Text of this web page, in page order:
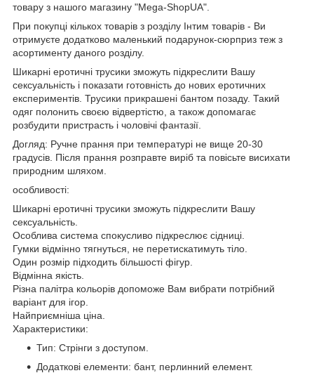
товару з нашого магазину "Mega-ShopUA".
При покупці кількох товарів з розділу Інтим товарів - Ви
отримуєте додатково маленький подарунок-сюрприз теж з
асортименту даного розділу.
Шикарні еротичні трусики зможуть підкреслити Вашу
сексуальність і показати готовність до нових еротичних
експериментів. Трусики прикрашені бантом позаду. Такий
одяг полонить своєю відвертістю, а також допомагає
розбудити пристрасть і чоловічі фантазії.
Догляд: Ручне прання при температурі не вище 20-30
градусів. Після прання розправте виріб та повісьте висихати
природним шляхом.
особливості:
Шикарні еротичні трусики зможуть підкреслити Вашу
сексуальність.
Особлива система спокусливо підкреслює сідниці.
Гумки відмінно тягнуться, не перетискатимуть тіло.
Один розмір підходить більшості фігур.
Відмінна якість.
Різна палітра кольорів допоможе Вам вибрати потрібний
варіант для ігор.
Найприємніша ціна.
Характеристики:
Тип: Стрінги з доступом.
Додаткові елементи: бант, перлинний елемент.